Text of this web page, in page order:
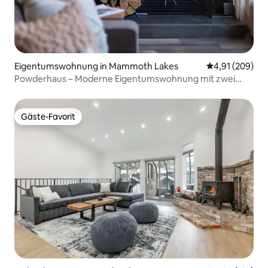
Eigentumswohnung in Mammoth Lakes
4,91 (209)
Powderhaus – Moderne Eigentumswohnung mit zwei
Gäste-Favorit
Gäste-Favorit